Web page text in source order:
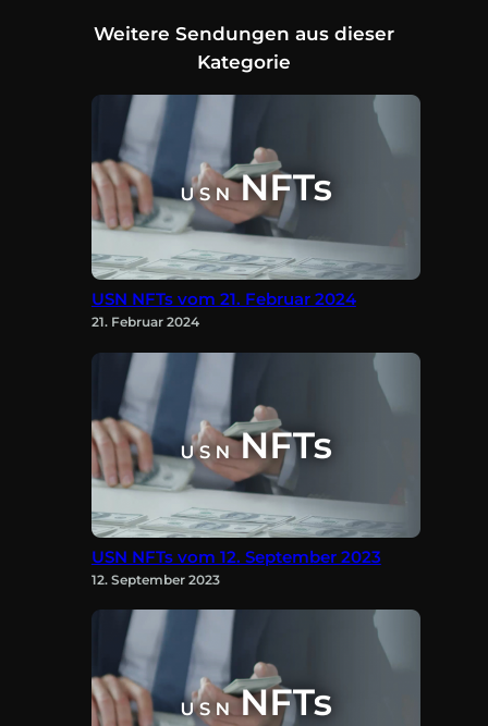
Weitere Sendungen aus dieser
Kategorie
USN NFTs vom 21. Februar 2024
21. Februar 2024
USN NFTs vom 12. September 2023
12. September 2023